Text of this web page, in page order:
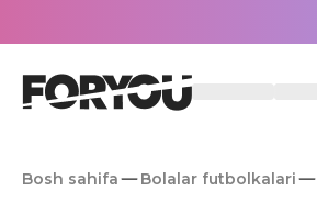
Bosh sahifa Bolalar futbolkalari